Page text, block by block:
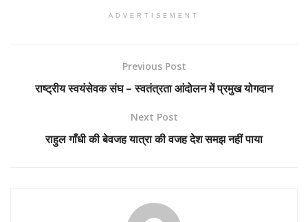
जिस तरह हर देश का संविधान होता है जिसके अनुसार वह देश चलता है उसी
ADVERTISEMENT
Previous Post
राष्ट्रीय स्वयंसेवक संघ – स्वतंत्रता आंदोलन में प्रमुख योगदान
Next Post
राहुल गाँधी की बेवजह यात्रा की वजह देश समझ नहीं पाया